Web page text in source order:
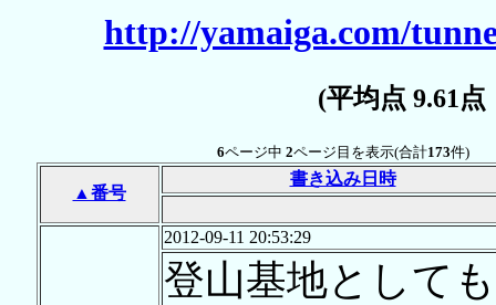
http://yamaiga.com/
(平均点 9.61
6ページ中 2ページ目を表示(合計173件)
▲番号
書き込み日時
2012-09-11 20:53:29
登山基地として